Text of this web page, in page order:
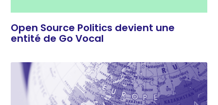
Open Source Politics devient une
entité de Go Vocal